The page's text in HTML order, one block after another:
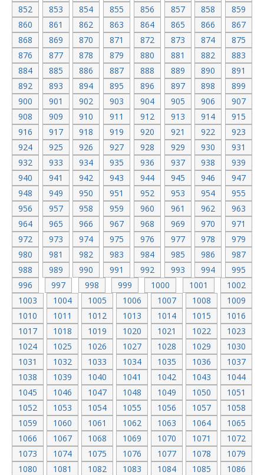
852
853 854 855 856 857 858
859
860
861 862 863 864 865 866
867
868
869 870 871 872 873 874
875
876
877 878 879 880 881 882
883
884
885 886 887 888 889 890
891
892
893 894 895 896 897 898
899
900
901 902 903 904 905 906
907
908
909 910 911 912 913 914
915
916
917 918 919 920 921 922
923
924
925 926 927 928 929 930
931
932
933 934 935 936 937 938
939
940
941 942 943 944 945 946
947
948
949 950 951 952 953 954
955
956
957 958 959 960 961 962
963
964
965 966 967 968 969 970
971
972
973 974 975 976 977 978
979
980
981 982 983 984 985 986
987
988
989 990 991 992 993 994
995
996
997 998 999 1000 1001
1002
1003
1004 1005 1006 1007 1008
1009
1010
1011 1012 1013 1014 1015
1016
1017
1018 1019 1020 1021 1022
1023
1024
1025 1026 1027 1028 1029
1030
1031
1032 1033 1034 1035 1036
1037
1038
1039 1040 1041 1042 1043
1044
1045
1046 1047 1048 1049 1050
1051
1052
1053 1054 1055 1056 1057
1058
1059
1060 1061 1062 1063 1064
1065
1066
1067 1068 1069 1070 1071
1072
1073
1074 1075 1076 1077 1078
1079
1080
1081 1082 1083 1084 1085
1086